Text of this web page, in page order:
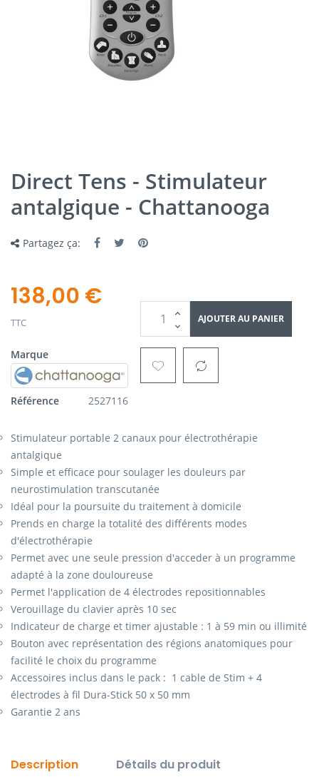
Direct Tens - Stimulateur
antalgique - Chattanooga
Partagez ça:
138,00 €
TTC
Marque
Référence 2527116
AJOUTER AU PANIER
Stimulateur portable 2 canaux pour électrothérapie
antalgique
Simple et efficace pour soulager les douleurs par
neurostimulation transcutanée
Idéal pour la poursuite du traitement à domicile
Prends en charge la totalité des différents modes
d'électrothérapie
Permet avec une seule pression d'acceder à un programme
adapté à la zone douloureuse
Permet l'application de 4 électrodes repositionnables
Verouillage du clavier après 10 sec
Indicateur de charge et timer ajustable : 1 à 59 min ou illimité
Bouton avec représentation des régions anatomiques pour
facilité le choix du programme
Accessoires inclus dans le pack : 1 cable de Stim + 4
électrodes à fil Dura-Stick 50 x 50 mm
Garantie 2 ans
Description Détails du produit